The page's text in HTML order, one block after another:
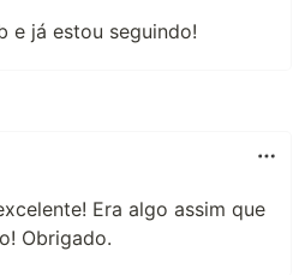
e já estou seguindo!
Era algo assim que
Obrigado.